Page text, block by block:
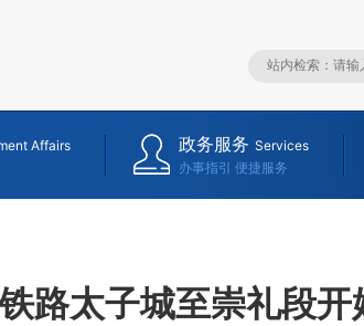
Affairs
政务服务 Services
办事指引 便捷服务
路太子城至崇礼段